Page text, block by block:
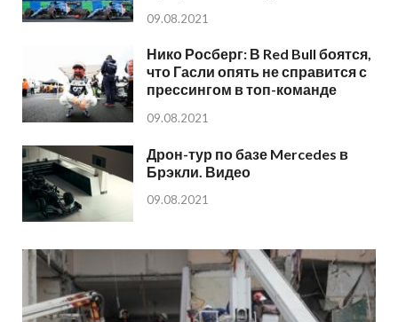
09.08.2021
Нико Росберг: В Red Bull боятся,
что Гасли опять не справится с
прессингом в топ-команде
09.08.2021
Дрон-тур по базе Mercedes в
Брэкли. Видео
09.08.2021